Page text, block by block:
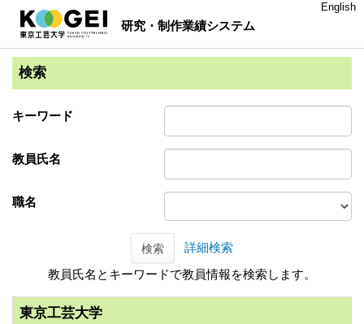
研究・制作業績システム
English
検索
キーワード
教員氏名
職名
検索
詳細検索
教員氏名とキーワードで教員情報を検索します。
東京工芸大学